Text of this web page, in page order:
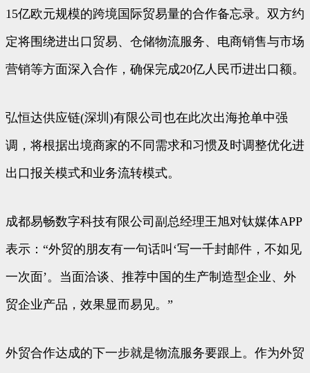
15亿欧元规模的跨境国际贸易量的合作备忘录。双方约
定将围绕进出口贸易、仓储物流服务、电商销售与市场
营销等方面深入合作，确保完成20亿人民币进出口额。
弘恒达供应链(深圳)有限公司也在此次出海抢单中强
调，将根据出境商家的不同需求和习惯及时调整优化进
出口报关模式和业务流转模式。
成都易畅数字科技有限公司副总经理王旭对钛媒体APP
表示：“外贸的朋友有一句话叫‘写一千封邮件，不如见
一次面’。当面洽谈、推荐中国的生产制造型企业、外
贸企业产品，效果显而易见。”
外贸合作达成的下一步就是物流服务要跟上。作为外贸